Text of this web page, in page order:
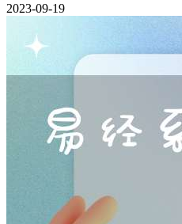
2023-09-19